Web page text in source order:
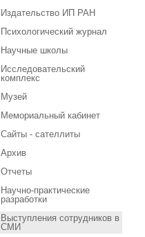
Издательство ИП РАН
Психологический журнал
Научные школы
Исследовательский
комплекс
Музей
Мемориальный кабинет
Сайты - сателлиты
Архив
Отчеты
Научно-практические
разработки
Выступления сотрудников в
СМИ